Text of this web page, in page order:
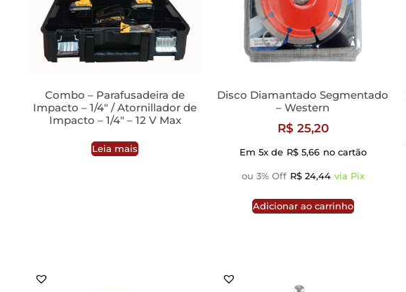
Combo – Parafusadeira de
Impacto – 1/4″ / Atornillador de
Impacto – 1/4″ – 12 V Max
Leia mais
Disco Diamantado Segmentado
– Western
R$ 25,20
Em 5x de R$5,66 no cartão
ou 3% Off R$24,44 via Pix
Adicionar ao carrinho